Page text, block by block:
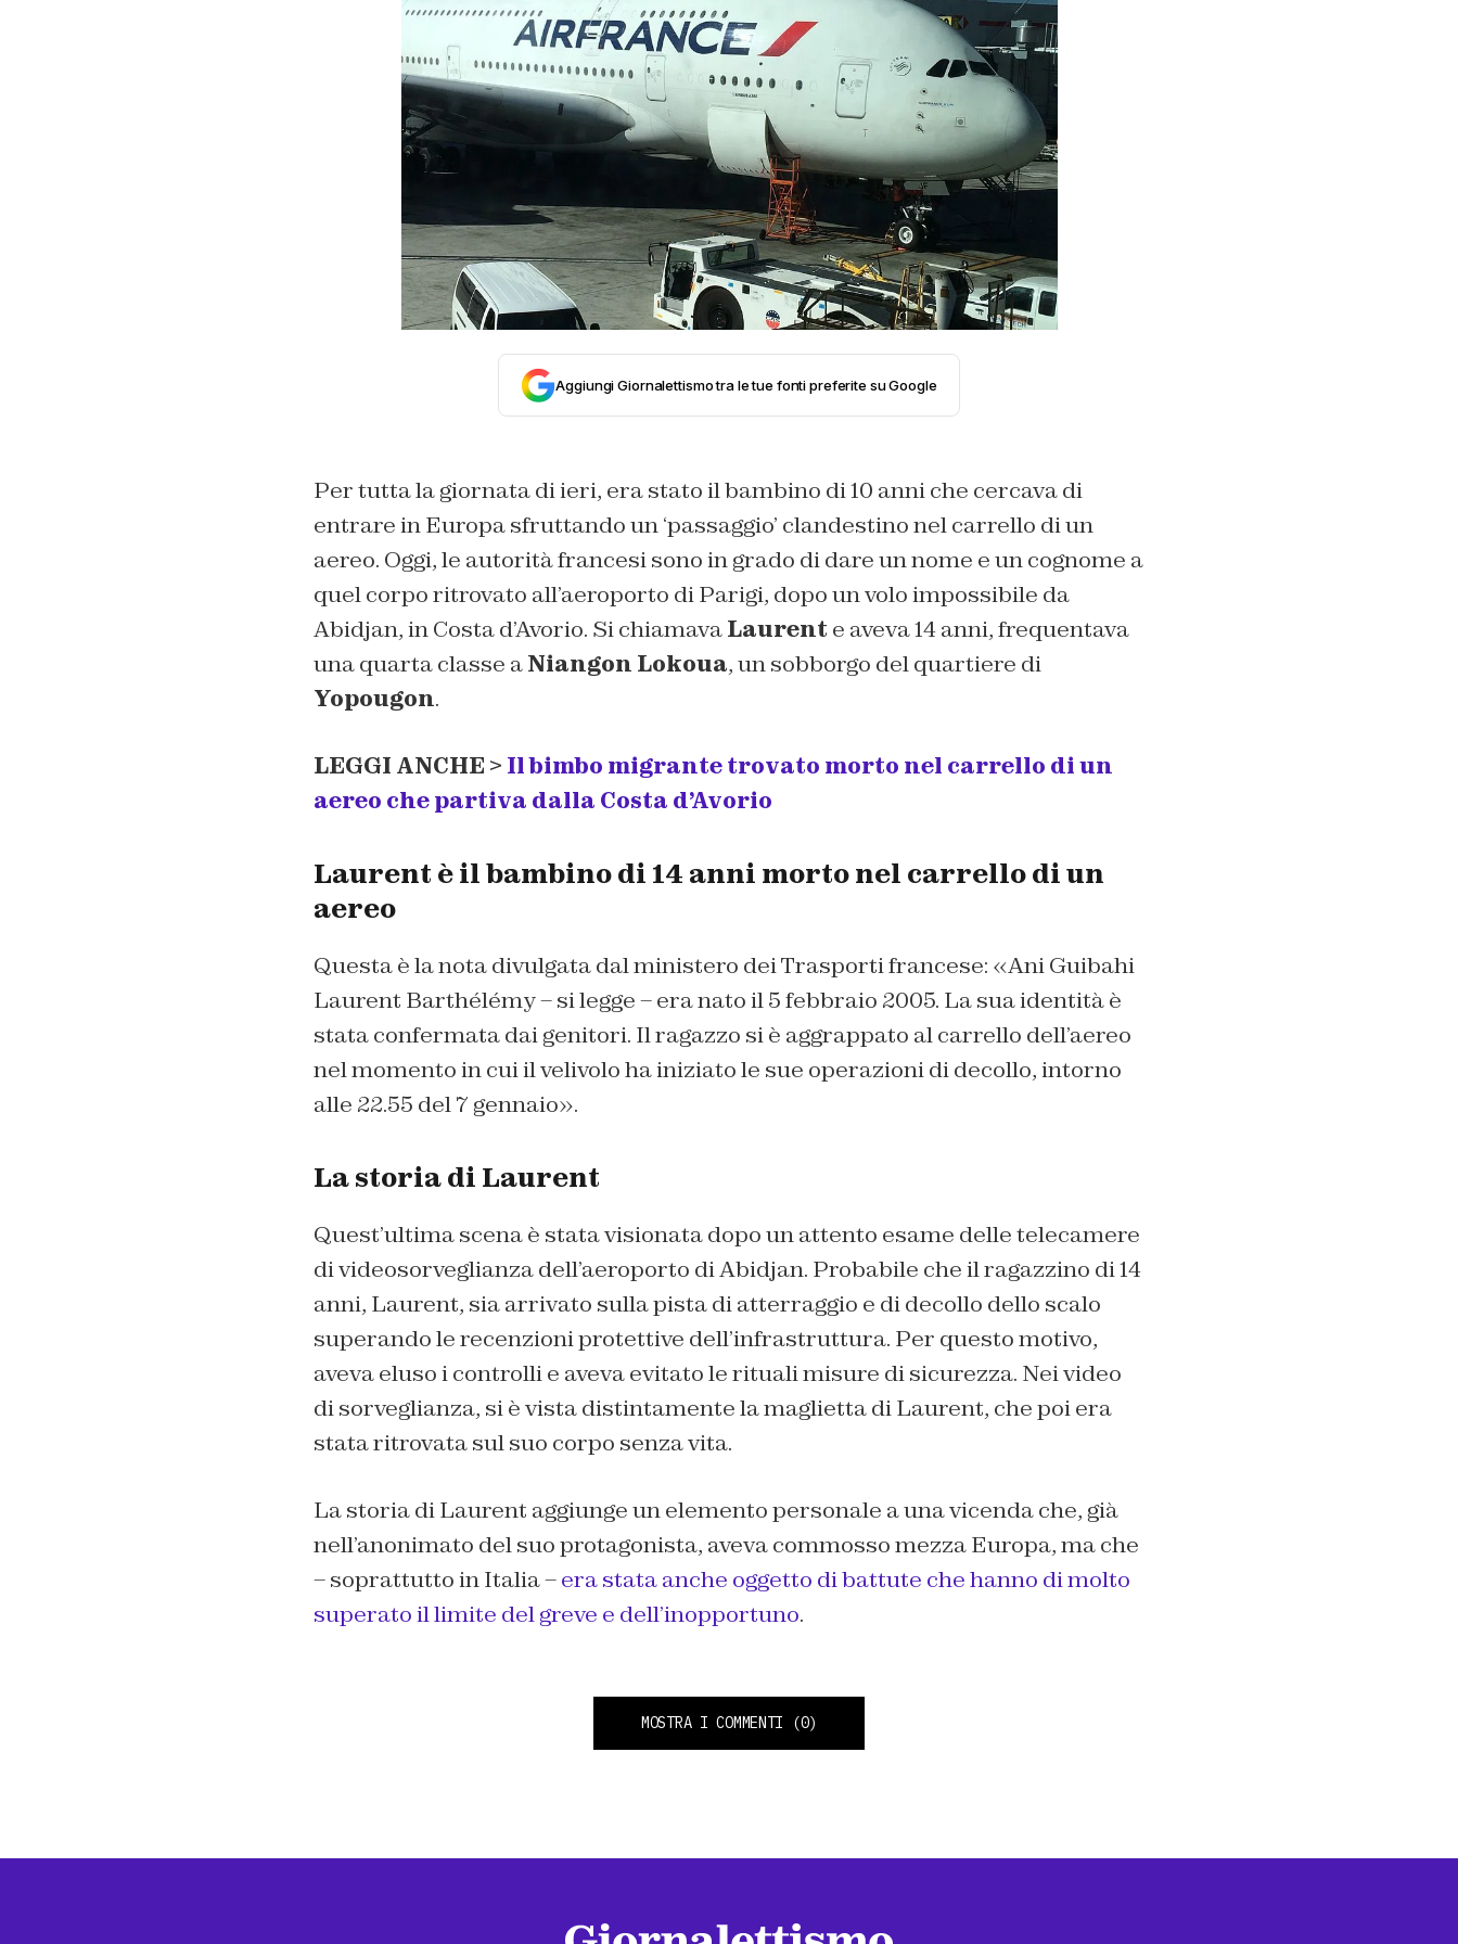
Aggiungi Giornalettismo tra le tue fonti preferite su Google
Per tutta la giornata di ieri, era stato il bambino di 10 anni che cercava di
entrare in Europa sfruttando un ‘passaggio’ clandestino nel carrello di un
aereo. Oggi, le autorità francesi sono in grado di dare un nome e un cognome a
quel corpo ritrovato all’aeroporto di Parigi, dopo un volo impossibile da
Abidjan, in Costa d’Avorio. Si chiamavaLaurent e aveva 14 anni, frequentava
una quarta classe aNiangon Lokoua, un sobborgo del quartiere di
Yopougon.
LEGGI ANCHE > Il bimbo migrante trovato morto nel carrello di un
aereo che partiva dalla Costa d’Avorio
Laurent è il bambino di 14 anni morto nel carrello di un
aereo
Questa è la nota divulgata dal ministero dei Trasporti francese: «Ani Guibahi
Laurent Barthélémy – si legge – era nato il 5 febbraio 2005. La sua identità è
stata confermata dai genitori. Il ragazzo si è aggrappato al carrello dell’aereo
nel momento in cui il velivolo ha iniziato le sue operazioni di decollo, intorno
alle 22.55 del 7 gennaio».
La storia di Laurent
Quest’ultima scena è stata visionata dopo un attento esame delle telecamere
di videosorveglianza dell’aeroporto di Abidjan. Probabile che il ragazzino di 14
anni, Laurent, sia arrivato sulla pista di atterraggio e di decollo dello scalo
superando le recenzioni protettive dell’infrastruttura. Per questo motivo,
aveva eluso i controlli e aveva evitato le rituali misure di sicurezza. Nei video
di sorveglianza, si è vista distintamente la maglietta di Laurent, che poi era
stata ritrovata sul suo corpo senza vita.
La storia di Laurent aggiunge un elemento personale a una vicenda che, già
nell’anonimato del suo protagonista, aveva commosso mezza Europa, ma che
– soprattutto in Italia –era stata anche oggetto di battute che hanno di molto
superato il limite del greve e dell’inopportuno.
MOSTRA I COMMENTI (0)